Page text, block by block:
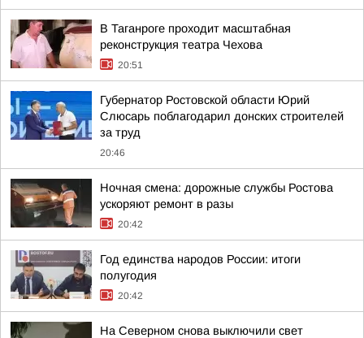
В Таганроге проходит масштабная
реконструкция театра Чехова
20:51
Губернатор Ростовской области Юрий
Слюсарь поблагодарил донских строителей
за труд
20:46
Ночная смена: дорожные службы Ростова
ускоряют ремонт в разы
20:42
Год единства народов России: итоги
полугодия
20:42
На Северном снова выключили свет